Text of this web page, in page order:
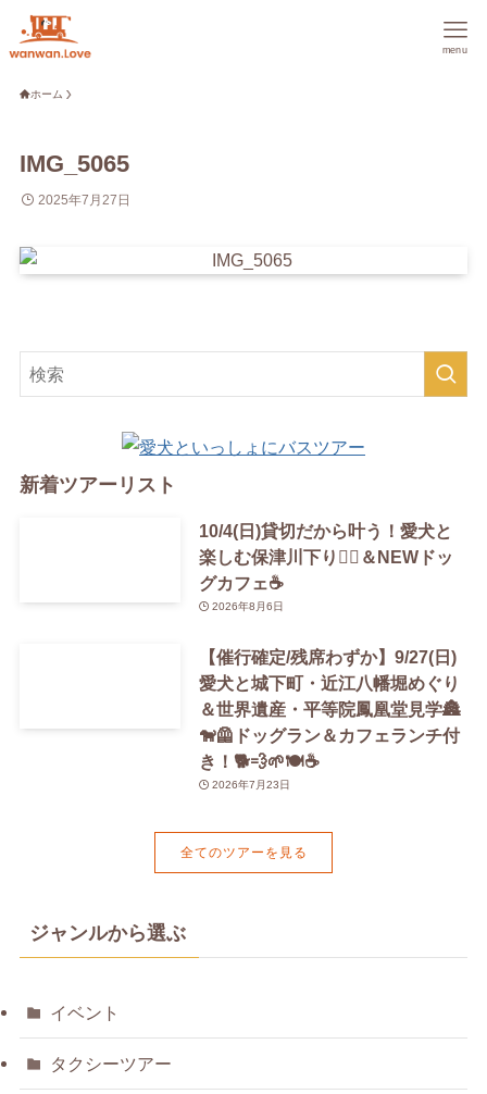
menu
ホーム
IMG_5065
2025年7月27日
新着ツアーリスト
10/4(日)貸切だから叶う！愛犬と
楽しむ保津川下り🚣‍♀️＆NEWドッ
グカフェ☕️
2026年8月6日
【催行確定/残席わずか】9/27(日)
愛犬と城下町・近江八幡堀めぐり
＆世界遺産・平等院鳳凰堂見学🏯
🐕‍🦺ドッグラン＆カフェランチ付
き！🐕💨🌱🍽️☕️
2026年7月23日
全てのツアーを見る
ジャンルから選ぶ
イベント
タクシーツアー